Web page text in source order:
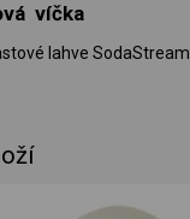
víčka
lahve SodaStream